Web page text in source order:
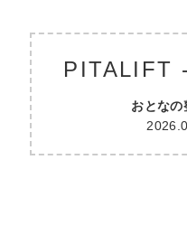
PITALIFT
おとなの